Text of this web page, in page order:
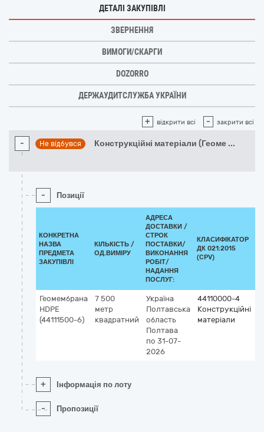
ДЕТАЛІ ЗАКУПІВЛІ
ЗВЕРНЕННЯ
ВИМОГИ/СКАРГИ
DOZORRO
ДЕРЖАУДИТСЛУЖБА УКРАЇНИ
+ відкрити всі - закрити всі
- Не відбувся Конструкційні матеріали (Геоме ...
- Позиції
КОНКРЕТНА
НАЗВА
ПРЕДМЕТА
ЗАКУПІВЛІ
КІЛЬКІСТЬ /
ОД.ВИМІРУ
АДРЕСА
ДОСТАВКИ /
СТРОК
ПОСТАВКИ/
ВИКОНАННЯ
РОБІТ/
НАДАННЯ
ПОСЛУГ:
КЛАСИФІКАТОР
ДК 021:2015
(CPV)
Геомембрана
HDPE
(44111500-6)
7 500
метр
квадратний
Україна
Полтавська
область
Полтава
по 31-07-
2026
44110000-4
Конструкційні
матеріали
+ Інформація по лоту
- Пропозиції